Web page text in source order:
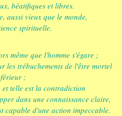
béatifiques et libres.
aussi vieux que le monde,
spirituelle.
même que l'homme s'égare ;
les trébuchements de l'être mortel
;
et telle est la contradiction
dans une connaissance claire,
capable d'une action impeccable.